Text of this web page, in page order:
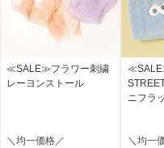
≪SALE≫フラワー刺繍
レーヨンストール
＼均一価格／
ニフラ
＼均一